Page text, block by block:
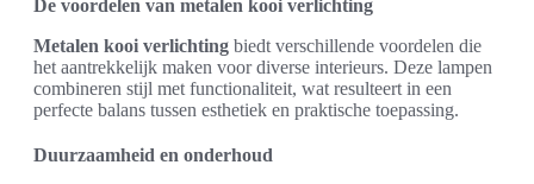
De voordelen van metalen kooi verlichting
Metalen kooi verlichting biedt verschillende voordelen die
het aantrekkelijk maken voor diverse interieurs. Deze lampen
combineren stijl met functionaliteit, wat resulteert in een
perfecte balans tussen esthetiek en praktische toepassing.
Duurzaamheid en onderhoud